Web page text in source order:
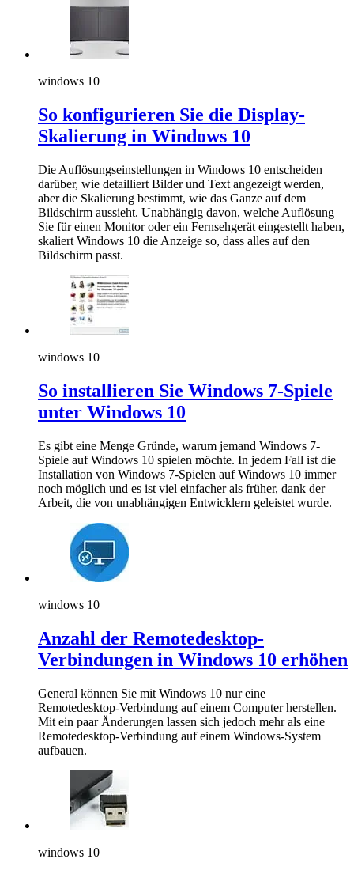
windows 10
So konfigurieren Sie die Display-
Skalierung in Windows 10
Die Auflösungseinstellungen in Windows 10 entscheiden
darüber, wie detailliert Bilder und Text angezeigt werden,
aber die Skalierung bestimmt, wie das Ganze auf dem
Bildschirm aussieht. Unabhängig davon, welche Auflösung
Sie für einen Monitor oder ein Fernsehgerät eingestellt haben,
skaliert Windows 10 die Anzeige so, dass alles auf den
Bildschirm passt.
windows 10
So installieren Sie Windows 7-Spiele
unter Windows 10
Es gibt eine Menge Gründe, warum jemand Windows 7-
Spiele auf Windows 10 spielen möchte. In jedem Fall ist die
Installation von Windows 7-Spielen auf Windows 10 immer
noch möglich und es ist viel einfacher als früher, dank der
Arbeit, die von unabhängigen Entwicklern geleistet wurde.
windows 10
Anzahl der Remotedesktop-
Verbindungen in Windows 10 erhöhen
General können Sie mit Windows 10 nur eine
Remotedesktop-Verbindung auf einem Computer herstellen.
Mit ein paar Änderungen lassen sich jedoch mehr als eine
Remotedesktop-Verbindung auf einem Windows-System
aufbauen.
windows 10